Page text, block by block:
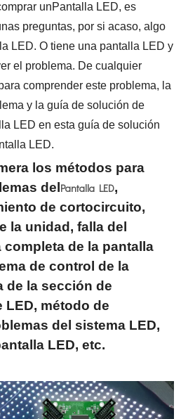
unPantalla LED, es
preguntas, por si acaso, algo
LED. O tiene una pantalla LED y
el problema. De cualquier
comprender este problema, la
y la guía de solución de
LED en esta guía de solución
LED.
los métodos para
del Pantalla LED,
de cortocircuito,
la unidad, falla del
completa de la pantalla
de control de la
de la sección de
método de
del sistema LED,
LED, etc.